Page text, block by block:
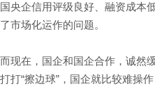
国央企信用评级良好、融资成本
了市场化运作的问题。
而现在，国企和国企合作，诚然
打打“擦边球”，国企就比较难操